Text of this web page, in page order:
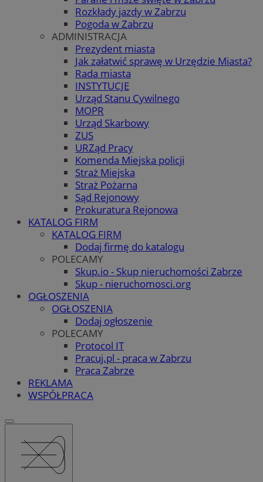
Rozkłady jazdy w Zabrzu
Pogoda w Zabrzu
ADMINISTRACJA
Prezydent miasta
Jak załatwić sprawę w Urzędzie Miasta?
Rada miasta
INSTYTUCJE
Urząd Stanu Cywilnego
MOPR
Urząd Skarbowy
ZUS
URZąd Pracy
Komenda Miejska policji
Straż Miejska
Straż Pożarna
Sąd Rejonowy
Prokuratura Rejonowa
KATALOG FIRM
KATALOG FIRM
Dodaj firmę do katalogu
POLECAMY
Skup.io - Skup nieruchomości Zabrze
Skup - nieruchomosci.org
OGŁOSZENIA
OGŁOSZENIA
Dodaj ogłoszenie
POLECAMY
Protocol IT
Pracuj.pl - praca w Zabrzu
Praca Zabrze
REKLAMA
WSPÓŁPRACA